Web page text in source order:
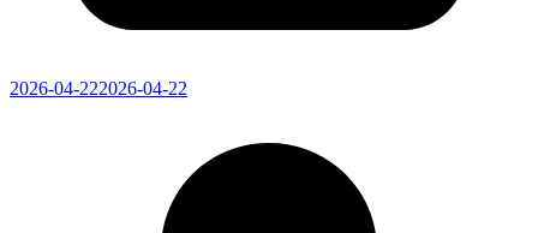
2026-04-222026-04-22